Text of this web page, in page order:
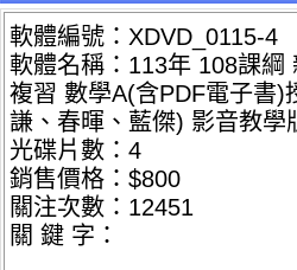
情
軟體編號：XDVD_0115-4
軟體名稱：113年 108課綱
複習 數學A(含PDF電子書)
謙、春暉、藍傑) 影音教學
光碟片數：4
銷售價格：$800
關注次數： 12451
關 鍵 字：